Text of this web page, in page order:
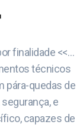
finalidade <<…
técnicos
pára-quedas de
e
capazes de